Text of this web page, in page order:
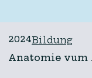
2024Bildung
Anatomie